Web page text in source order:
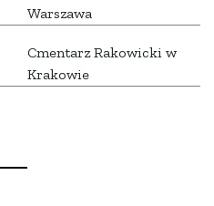
Warszawa
Cmentarz Rakowicki w
Krakowie